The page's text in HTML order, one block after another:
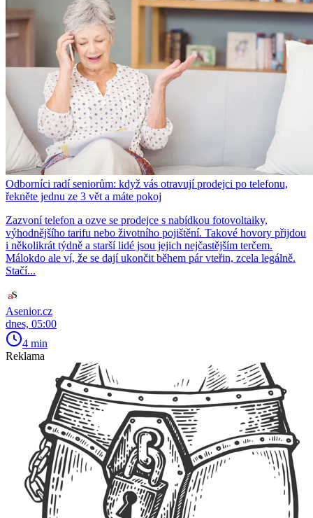
Odborníci radí seniorům: když vás otravují prodejci po telefonu,
řekněte jednu ze 3 vět a máte pokoj
Zazvoní telefon a ozve se prodejce s nabídkou fotovoltaiky,
výhodnějšího tarifu nebo životního pojištění. Takové hovory přijdou
i několikrát týdně a starší lidé jsou jejich nejčastějším terčem.
Málokdo ale ví, že se dají ukončit během pár vteřin, zcela legálně.
Stačí...
Asenior.cz
dnes, 05:00
4 min
Reklama